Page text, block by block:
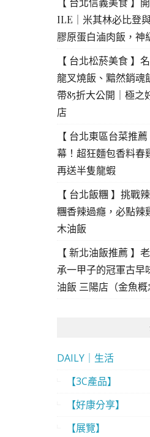
ILE｜米其林必比登
膠原蛋白滷肉飯，神
【 台北松菸美食 】
龍叉燒飯、黯然銷魂
帶85折大公開｜極之
店
【 台北東區台菜推
幕！超狂麵包香料春
再送半隻龍蝦
【 台北飯糰 】挑戰
糰香辣過癮，必點辣
木油飯
【 新北油飯推薦 】
承一甲子的冠軍古早
油飯 三陽店（金魚概
DAILY｜生活
【3C產品】
【好康分享】
【展覽】